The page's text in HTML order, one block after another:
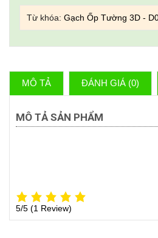
Từ khóa: Gạch Ốp Tường 3D -
MÔ TẢ ĐÁNH GIÁ (0)
MÔ TẢ SẢN PHẨM
5/5 (1 Review)